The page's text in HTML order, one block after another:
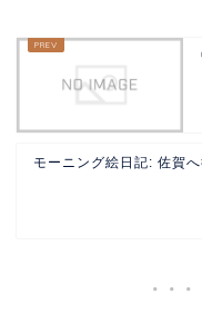
モーニング絵日記: 佐賀